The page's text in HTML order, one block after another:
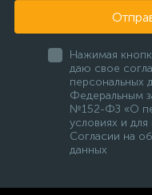
Нажимая
даю свое
персональных
Федеральным
№152-ФЗ «О
условиях и
Согласии на
данных